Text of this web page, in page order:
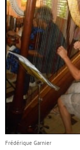
Frédérique Garnier